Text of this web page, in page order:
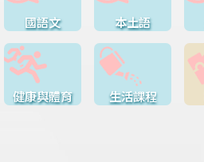
國語文 本土語
健康與體育 生活課程